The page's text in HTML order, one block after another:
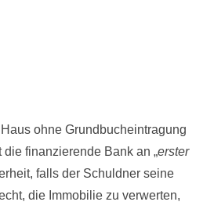
ohne Grundbucheintragung
finanzierende Bank an „erster
falls der Schuldner seine
die Immobilie zu verwerten,